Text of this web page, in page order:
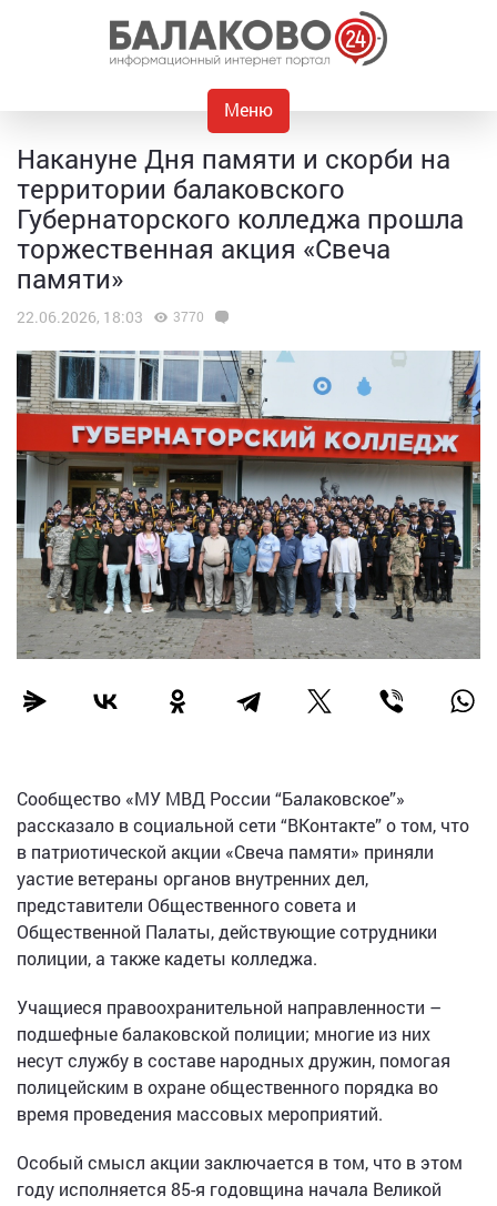
Меню
Накануне Дня памяти и скорби на
территории балаковского
Губернаторского колледжа прошла
торжественная акция «Свеча
памяти»
22.06.2026, 18:03 3770
Сообщество «МУ МВД России “Балаковское”»
рассказало в социальной сети “ВКонтакте” о том, что
в патриотической акции «Свеча памяти» приняли
уастие ветераны органов внутренних дел,
представители Общественного совета и
Общественной Палаты, действующие сотрудники
полиции, а также кадеты колледжа.
Учащиеся правоохранительной направленности –
подшефные балаковской полиции; многие из них
несут службу в составе народных дружин, помогая
полицейским в охране общественного порядка во
время проведения массовых мероприятий.
Особый смысл акции заключается в том, что в этом
году исполняется 85-я годовщина начала Великой